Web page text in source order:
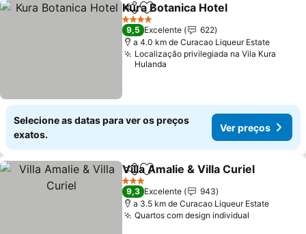
PartilharAdicionar aos favoritos
Kura Botanica Hotel
4 Estrelas
9,5 Excelente
622
a 4.0 km de Curacao Liqueur Estate
Localização privilegiada na Vila Kura
Hulanda
Selecione as datas para ver os preços
exatos.
Ver preços
PartilharAdicionar aos favoritos
Villa Amalie & Villa Curiel
3 Estrelas
9,3 Excelente
943
a 3.5 km de Curacao Liqueur Estate
Quartos com design individual